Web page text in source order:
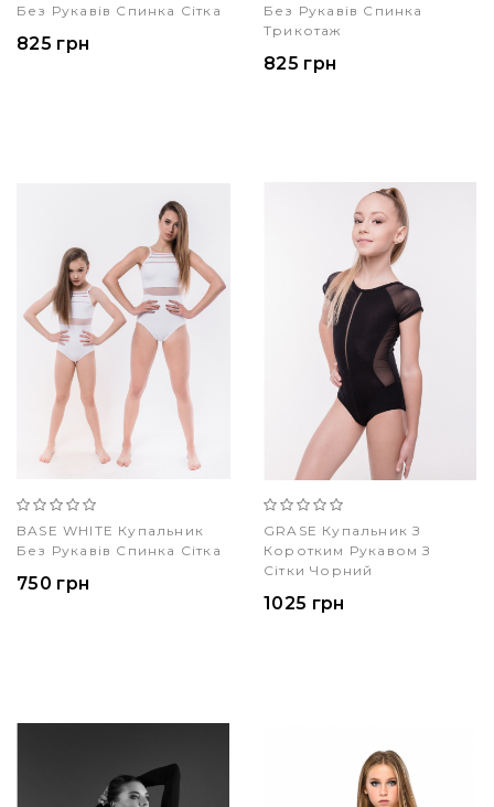
Без Рукавів Спинка Сітка
825 грн
Без Рукавів Спинка
Трикотаж
825 грн
BASE WHITE Купальник
Без Рукавів Спинка Сітка
750 грн
GRASE Купальник З
Коротким Рукавом З
Сітки Чорний
1025 грн